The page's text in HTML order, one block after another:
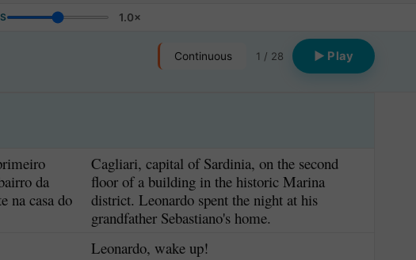
S 1.0×
1 / 28
Continuous ▶ Play
da
na casa do
Cagliari, capital of Sardinia, on the second
floor of a building in the historic Marina
district. Leonardo spent the night at his
grandfather Sebastiano's home.
Leonardo, wake up!